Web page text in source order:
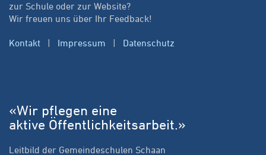
zur Schule oder zur Website?
Wir freuen uns über Ihr Feedback!
Kontakt | Impressum | Datenschutz
«Wir pflegen eine
aktive Öffentlichkeitsarbeit.»
Leitbild der Gemeindeschulen Schaan